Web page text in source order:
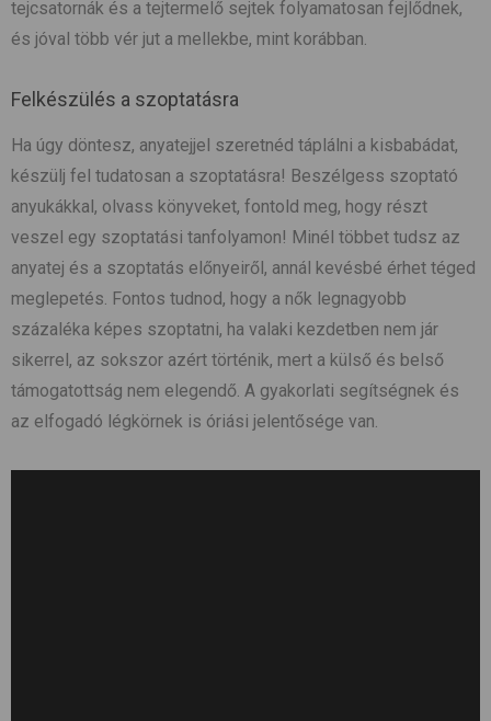
tejcsatornák és a tejtermelő sejtek folyamatosan fejlődnek,
és jóval több vér jut a mellekbe, mint korábban.
Felkészülés a szoptatásra
Ha úgy döntesz, anyatejjel szeretnéd táplálni a kisbabádat,
készülj fel tudatosan a szoptatásra! Beszélgess szoptató
anyukákkal, olvass könyveket, fontold meg, hogy részt
veszel egy szoptatási tanfolyamon! Minél többet tudsz az
anyatej és a szoptatás előnyeiről, annál kevésbé érhet téged
meglepetés. Fontos tudnod, hogy a nők legnagyobb
százaléka képes szoptatni, ha valaki kezdetben nem jár
sikerrel, az sokszor azért történik, mert a külső és belső
támogatottság nem elegendő. A gyakorlati segítségnek és
az elfogadó légkörnek is óriási jelentősége van.